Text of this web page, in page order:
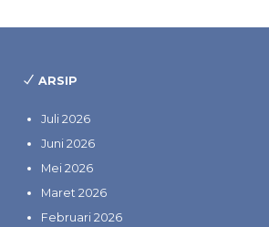
ARSIP
Juli 2026
Juni 2026
Mei 2026
Maret 2026
Februari 2026